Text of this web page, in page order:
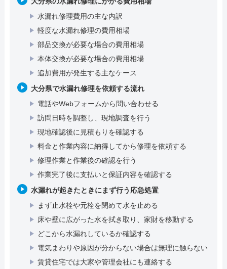
水漏れ修理費用の主な内訳
軽度な水漏れ修理の費用相場
部品交換が必要な場合の費用相場
本体交換が必要な場合の費用相場
追加費用が発生する主なケース
大分県で水漏れ修理を依頼する流れ
電話やWebフォームから問い合わせる
訪問日時を調整し、現地調査を行う
現地確認後に見積もりを確認する
料金と作業内容に納得してから修理を依頼する
修理作業と作業後の確認を行う
作業完了後に支払いと保証内容を確認する
水漏れが起きたときにまず行う応急処置
まず止水栓や元栓を閉めて水を止める
床や壁に広がった水を拭き取り、家財を移動する
どこから水漏れしているか確認する
電気まわりや原因が分からない場合は無理に触らない
賃貸住宅では大家や管理会社にも連絡する